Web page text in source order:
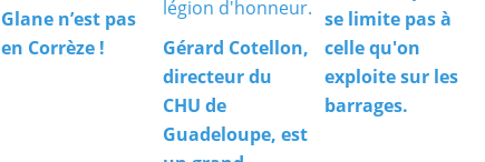
Glane n’est pas
en Corrèze !
Gérard Cotellon,
directeur du
CHU de
Guadeloupe, est
se limite pas à
celle qu'on
exploite sur les
barrages.